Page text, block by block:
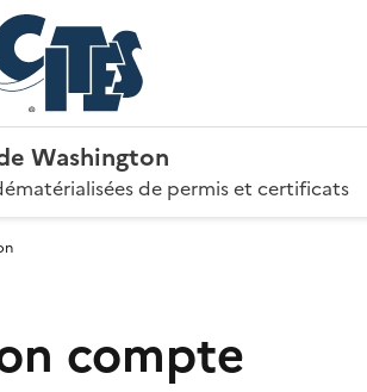
Washington
de permis et certificats
compte